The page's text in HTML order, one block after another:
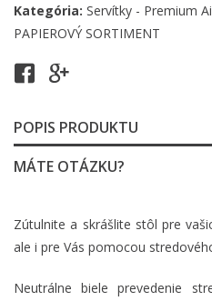
Kategória: Servítky - Premium
PAPIEROVÝ SORTIMENT
POPIS PRODUKTU
MÁTE OTÁZKU?
Zútulnite a skrášlite stôl pre
ale i pre Vás pomocou
Neutrálne biele prevedenie